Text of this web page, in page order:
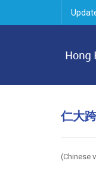
仁大
(Chinese v